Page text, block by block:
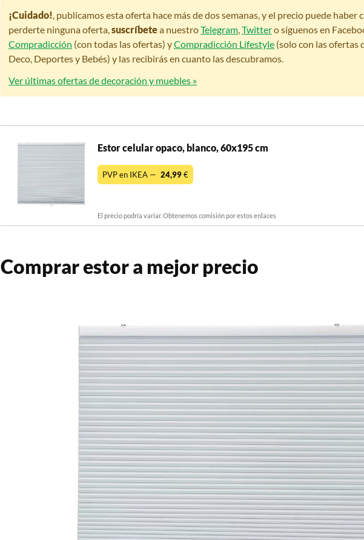
¡Cuidado! , publicamos esta oferta hace más de dos semanas, y el precio puede haber
perderte ninguna oferta, suscríbetea nuestroTelegram Twittero síguenos en
Compradicción (con todas las ofertas) yCompradicción Lifestyle (solo con las ofertas
Deco, Deportes y Bebés) y las recibirás en cuanto las descubramos.
Ver últimas ofertas de decoración y muebles »
Estor celular opaco, blanco, 60x195 cm
PVP en IKEA — 24,99€
El precio podría variar. Obtenemos comisión por estos enlaces
Comprar estor a mejor precio